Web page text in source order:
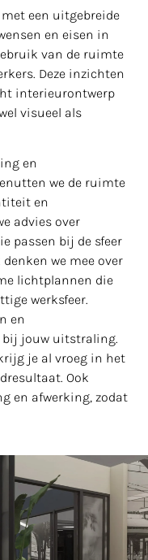
een uitgebreide
en eisen in
van de ruimte
Deze inzichten
interieurontwerp
visueel als
en
we de ruimte
en
advies over
passen bij de sfeer
we mee over
lichtplannen die
werksfeer.
en
bij jouw uitstraling.
je al vroeg in het
Ook
en afwerking, zodat